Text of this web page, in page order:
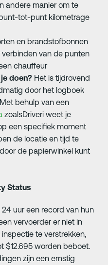
andere manier om te
tot-punt kilometrage
en brandstofbonnen
verbinden van de punten
chauffeur
doen?Het is tijdrovend
door het logboek
behulp van een
zoalsDriveri weet je
een specifiek moment
de locatie en tijd te
de papierwinkel kunt
Status
uur een record van hun
vervoerder er niet in
te verstrekken,
$12.695 worden beboet.
zijn een ernstig